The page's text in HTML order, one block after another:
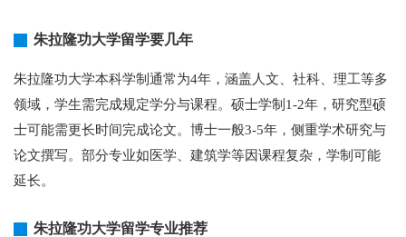
朱拉隆功大学留学要几年
朱拉隆功大学本科学制通常为4年，涵盖人文、社科、理工等多
领域，学生需完成规定学分与课程。硕士学制1-2年，研究型硕
士可能需更长时间完成论文。博士一般3-5年，侧重学术研究与
论文撰写。部分专业如医学、建筑学等因课程复杂，学制可能
延长。
朱拉隆功大学留学专业推荐